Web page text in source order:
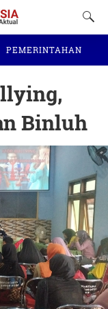
PEMERINTAHAN
Binluh